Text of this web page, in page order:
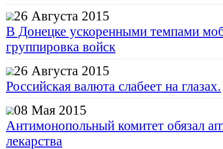
26 Августа 2015
В Донецке ускоренными темпами
группировка войск
26 Августа 2015
Российская валюта слабеет на глазах.
08 Мая 2015
Антимонопольный комитет обязал
лекарства